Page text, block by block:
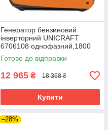
Генератор бензиновий
інверторний UNICRAFT
6706108 однофазний,1800
Вт
Готово до відправки
12 965 ₴ 18 368 ₴
Купити
–28%